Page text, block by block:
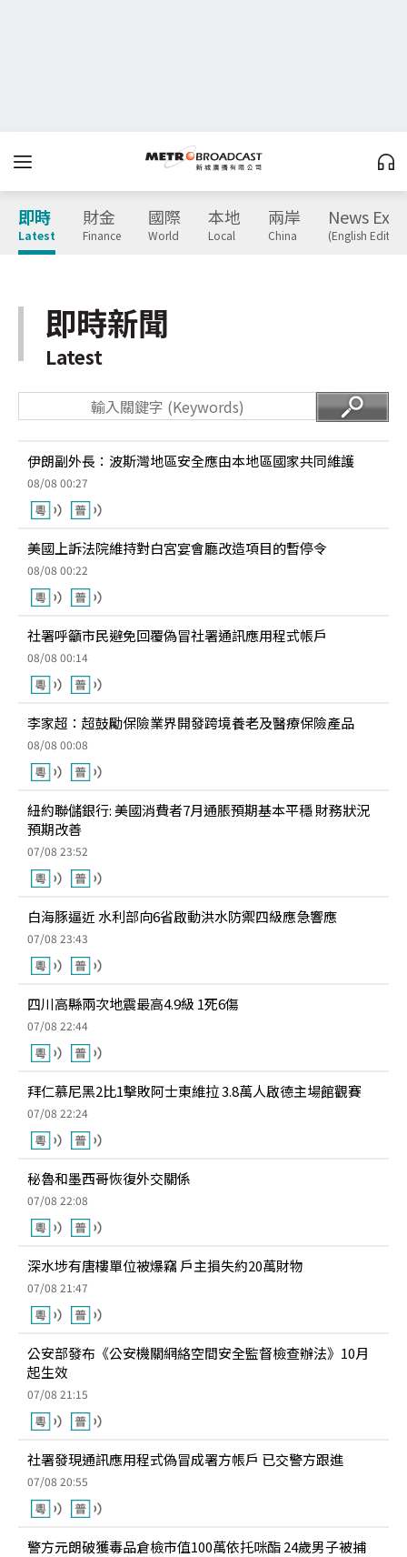
即時
Latest
財金
Finance
國際
World
本地
Local
兩岸
China
News
(English
即時新聞
Latest
伊朗副外長：波斯灣地區安全應由本地區國家共同維護
08/08 00:27
美國上訴法院維持對白宮宴會廳改造項目的暫停令
08/08 00:22
社署呼籲市民避免回覆偽冒社署通訊應用程式帳戶
08/08 00:14
李家超：超鼓勵保險業界開發跨境養老及醫療保險產品
08/08 00:08
紐約聯儲銀行: 美國消費者7月通脹預期基本平穩 財務狀況
預期改善
07/08 23:52
白海豚逼近 水利部向6省啟動洪水防禦四級應急響應
07/08 23:43
四川高縣兩次地震最高4.9級 1死6傷
07/08 22:44
拜仁慕尼黑2比1擊敗阿士東維拉 3.8萬人啟德主場館觀賽
07/08 22:24
秘魯和墨西哥恢復外交關係
07/08 22:08
深水埗有唐樓單位被爆竊 戶主損失約20萬財物
07/08 21:47
公安部發布《公安機關網絡空間安全監督檢查辦法》10月
起生效
07/08 21:15
社署發現通訊應用程式偽冒成署方帳戶 已交警方跟進
07/08 20:55
警方元朗破獲毒品倉檢市值100萬依托咪酯 24歲男子被捕